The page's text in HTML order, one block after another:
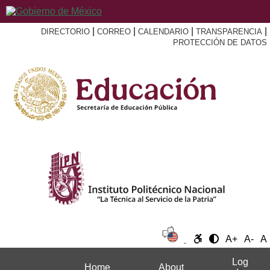
DIRECTORIO CORREO CALENDARIO TRANSPARENCIA
PROTECCIÓN DE DATOS
A+ A- A
Home About
Log